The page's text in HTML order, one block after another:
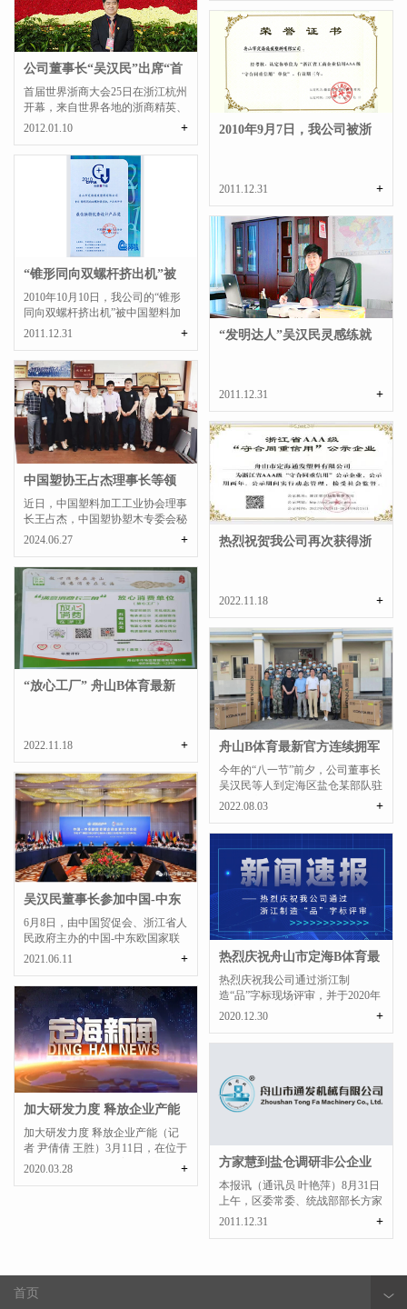
公司董事长“吴汉民”出席“首
届世界浙商大...
首届世界浙商大会25日在浙江杭州
开幕，来自世界各地的浙商精英、
著名专家，包括全球50...
2012.01.10 +
2010年9月7日，我公司被浙
2011.12.31 +
“锥形同向双螺杆挤出机”被
中国塑料加工工...
​2010年10月10日，我公司的“锥形
同向双螺杆挤出机”被中国塑料加
工工业协会评为最佳...
2011.12.31 +
“发明达人”吴汉民灵感练就
2011.12.31 +
中国塑协王占杰理事长等领
导来我公司调研指...
近日，中国塑料加工工业协会理事
长王占杰，中国塑协塑木专委会秘
书长王玉梅，中国塑协...
2024.06.27 +
热烈祝贺我公司再次获得浙
2022.11.18 +
“放心工厂” 舟山B体育最新
2022.11.18 +
舟山B体育最新官方连续拥军
23载
今年的“八一节”前夕，公司董事长
吴汉民等人到定海区盐仓某部队驻
地，向官兵们送去节...
2022.08.03 +
吴汉民董事长参加中国-中东
欧国家联合商会...
​6月8日，由中国贸促会、浙江省人
民政府主办的中国-中东欧国家联
合商会第六次会议在宁...
2021.06.11 +
热烈庆祝舟山市定海B体育最
新官方塑料有限公司通过浙...
热烈庆祝我公司通过浙江制
造“品”字标现场评审，并于2020年
12月3日取得品字标认证证...
2020.12.30 +
​加大研发力度 释放企业产能
加大研发力度 释放企业产能（记
者 尹倩倩 王胜）3月11日，在位于
盐仓街道舟山市B体育最新官方...
2020.03.28 +
方家慧到盐仓调研非公企业
创先争优活动
本报讯（通讯员 叶艳萍）8月31日
上午，区委常委、统战部部长方家
慧一行人到盐仓街道调...
2011.12.31 +
首页